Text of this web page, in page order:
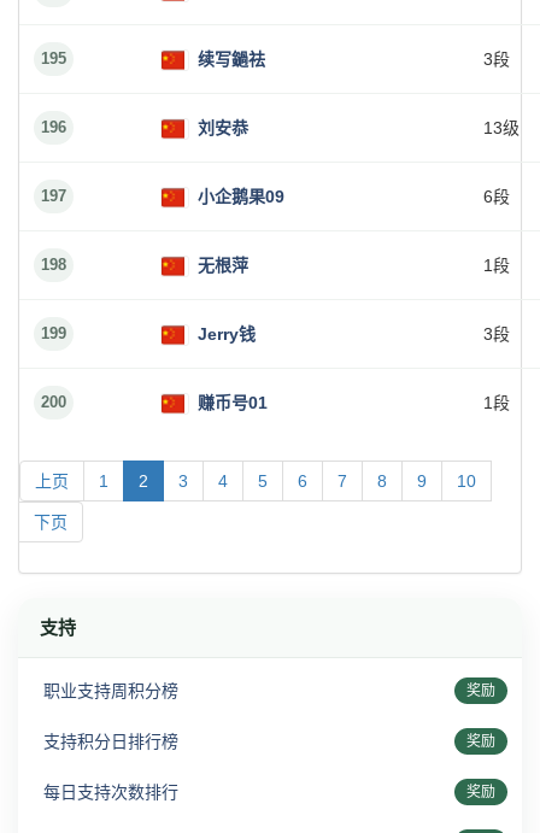
195 续写鐹祛 3段
196 刘安恭 13级
197 小企鹅果09 6段
198 无根萍 1段
199 Jerry钱 3段
200 赚币号01 1段
上页 1 2 3 4 5 6 7 8 9 10
下页
支持
职业支持周积分榜 奖励
支持积分日排行榜 奖励
每日支持次数排行 奖励